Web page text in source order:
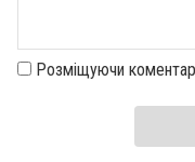
Розміщуючи